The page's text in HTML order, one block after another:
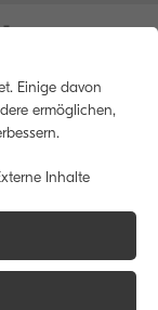
Einige davon
ermöglichen,
Inhalte